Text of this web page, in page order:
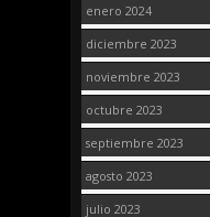
enero 2024
diciembre 2023
noviembre 2023
octubre 2023
septiembre 2023
agosto 2023
julio 2023